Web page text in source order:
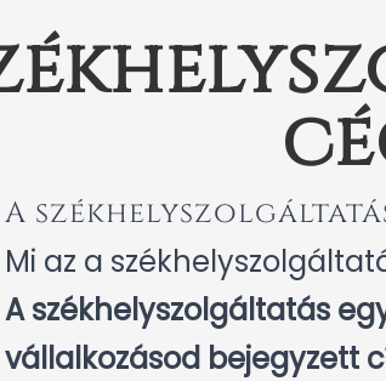
A
Mi az a
A székhelyszolgáltatás
vállalkozásod bejegyzett